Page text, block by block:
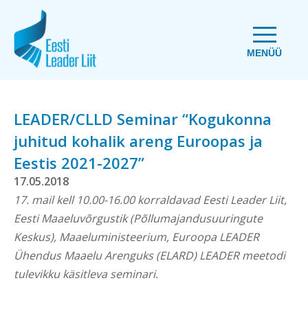
MENÜÜ
LEADER/CLLD Seminar “Kogukonna
juhitud kohalik areng Euroopas ja
Eestis 2021-2027”
17.05.2018
17. mail kell 10.00-16.00 korraldavad Eesti Leader Liit,
Eesti Maaeluvõrgustik (Põllumajandusuuringute
Keskus), Maaeluministeerium, Euroopa LEADER
Ühendus Maaelu Arenguks (ELARD) LEADER meetodi
tulevikku käsitleva seminari.